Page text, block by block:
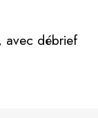
avec débrief